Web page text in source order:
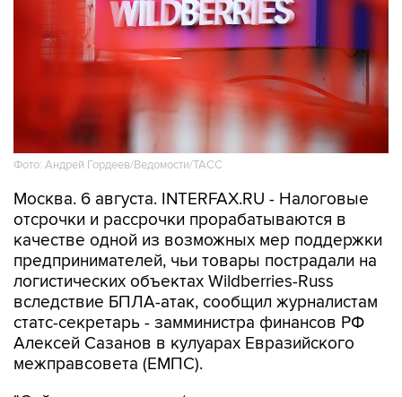
Фото: Андрей Гордеев/Ведомости/ТАСС
Москва. 6 августа. INTERFAX.RU - Налоговые
отсрочки и рассрочки прорабатываются в
качестве одной из возможных мер поддержки
предпринимателей, чьи товары пострадали на
логистических объектах Wildberries-Russ
вследствие БПЛА-атак, сообщил журналистам
статс-секретарь - замминистра финансов РФ
Алексей Сазанов в кулуарах Евразийского
межправсовета (ЕМПС).